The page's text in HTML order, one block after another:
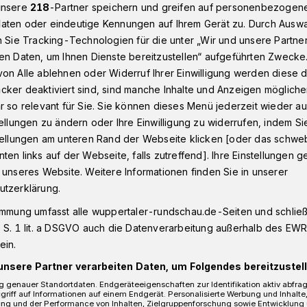
300 Euro
gewinnt 300
wir das Herz der Familie hüpfen
Sieg bei unserem Special mit der
218-Partner speichern und greifen auf
oder eindeutige Kennungen auf Ihrem Gerät zu. Durch
Sie Tracking-Technologien für die unter „Wir und unsere
Daten, um Ihnen Dienste bereitzustellen“ aufgeführten
Alle ablehnen oder Widerruf Ihrer Einwilligung werden diese
deaktiviert sind, sind manche Inhalte und Anzeigen
so relevant für Sie. Sie können dieses Menü jederzeit wieder
zu ändern oder Ihre Einwilligung zu widerrufen, indem
am unteren Rand der Webseite klicken [oder das
links auf der Webseite, falls zutreffend]. Ihre Einstellungen
Website. Weitere Informationen finden Sie in unserer
umfasst alle wuppertaler-rundschau.de-Seiten und
1 lit. a DSGVO auch die Datenverarbeitung außerhalb des
Partner verarbeiten Daten, um Folgendes
genauer Standortdaten. Endgeräteeigenschaften zur Identifikation aktiv
auf Informationen auf einem Endgerät. Personalisierte Werbung und
und der Performance von Inhalten, Zielgruppenforschung sowie Entwicklung